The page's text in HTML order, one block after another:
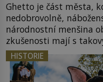
Ghetto je část města,
nedobrovolně,
národnostní menšina
zkušenosti mají s
středověku jsou totiž v
nějakém žít. Mezi ty
ghetto založené v roce
HISTORIE